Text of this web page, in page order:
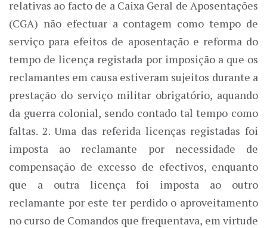
relativas ao facto de a Caixa Geral de Aposentações
(CGA) não efectuar a contagem como tempo de
serviço para efeitos de aposentação e reforma do
tempo de licença registada por imposição a que os
reclamantes em causa estiveram sujeitos durante a
prestação do serviço militar obrigatório, aquando
da guerra colonial, sendo contado tal tempo como
faltas. 2. Uma das referida licenças registadas foi
imposta ao reclamante por necessidade de
compensação de excesso de efectivos, enquanto
que a outra licença foi imposta ao outro
reclamante por este ter perdido o aproveitamento
no curso de Comandos que frequentava, em virtude